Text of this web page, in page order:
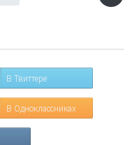
В Твиттере
В Одноклассниках